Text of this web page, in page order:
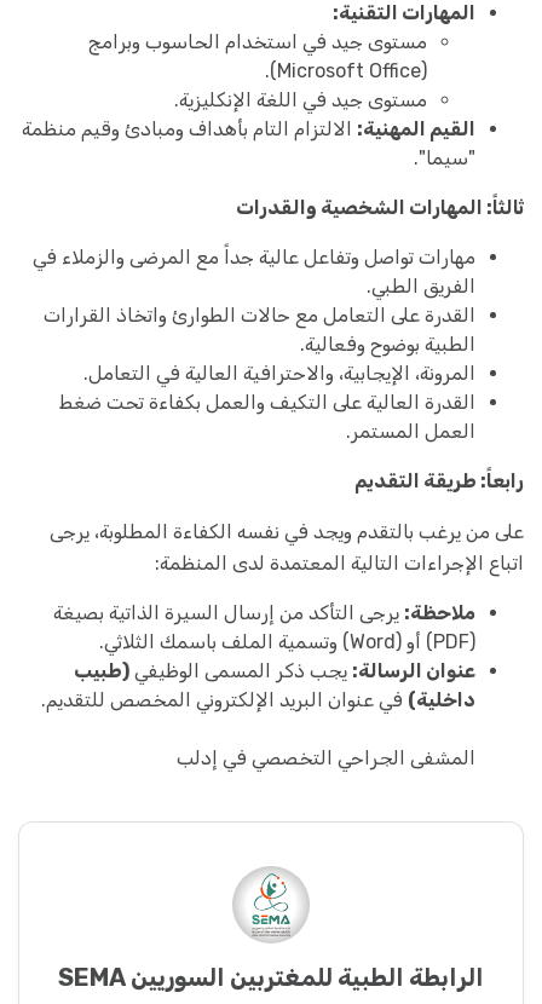
المهارات التقنية:
مستوى جيد في استخدام الحاسوب وبرامج
(Microsoft Office).
مستوى جيد في اللغة الإنكليزية.
القيم المهنية: الالتزام التام بأهداف ومبادئ وقيم منظمة
"سيما".
ثالثاً: المهارات الشخصية والقدرات
مهارات تواصل وتفاعل عالية جداً مع المرضى والزملاء في
الفريق الطبي.
القدرة على التعامل مع حالات الطوارئ واتخاذ القرارات
الطبية بوضوح وفعالية.
المرونة، الإيجابية، والاحترافية العالية في التعامل.
القدرة العالية على التكيف والعمل بكفاءة تحت ضغط
العمل المستمر.
رابعاً: طريقة التقديم
على من يرغب بالتقدم ويجد في نفسه الكفاءة المطلوبة، يرجى
اتباع الإجراءات التالية المعتمدة لدى المنظمة:
ملاحظة: يرجى التأكد من إرسال السيرة الذاتية بصيغة
(PDF) أو (Word) وتسمية الملف باسمك الثلاثي.
عنوان الرسالة: يجب ذكر المسمى الوظيفي (طبيب
داخلية) في عنوان البريد الإلكتروني المخصص للتقديم.
المشفى الجراحي التخصصي في إدلب
الرابطة الطبية للمغتربين السوريين SEMA